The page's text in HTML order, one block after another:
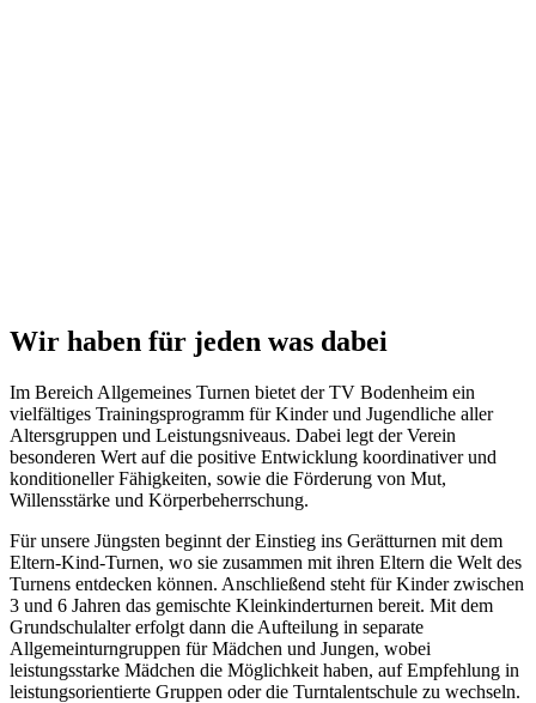
Wir haben für jeden was dabei
Im Bereich Allgemeines Turnen bietet der TV Bodenheim ein
vielfältiges Trainingsprogramm für Kinder und Jugendliche aller
Altersgruppen und Leistungsniveaus. Dabei legt der Verein
besonderen Wert auf die positive Entwicklung koordinativer und
konditioneller Fähigkeiten, sowie die Förderung von Mut,
Willensstärke und Körperbeherrschung.
Für unsere Jüngsten beginnt der Einstieg ins Gerätturnen mit dem
Eltern-Kind-Turnen, wo sie zusammen mit ihren Eltern die Welt des
Turnens entdecken können. Anschließend steht für Kinder zwischen
3 und 6 Jahren das gemischte Kleinkinderturnen bereit. Mit dem
Grundschulalter erfolgt dann die Aufteilung in separate
Allgemeinturngruppen für Mädchen und Jungen, wobei
leistungsstarke Mädchen die Möglichkeit haben, auf Empfehlung in
leistungsorientierte Gruppen oder die Turntalentschule zu wechseln.